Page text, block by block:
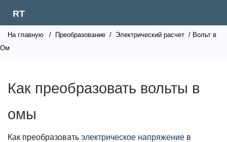
RT
На главную / Преобразование / Электрический расчет / Вольт в
Ом
Как преобразовать вольты в
омы
Как преобразовать электрическое напряжение в